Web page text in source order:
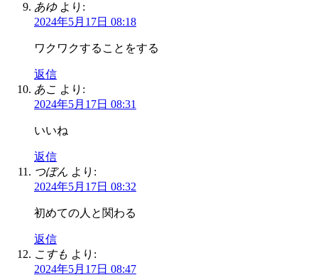
あゆ より:
2024年5月17日 08:18
ワクワクすることをする
返信
あこ より:
2024年5月17日 08:31
いいね
返信
つぼん より:
2024年5月17日 08:32
初めての人と関わる
返信
こすも より:
2024年5月17日 08:47